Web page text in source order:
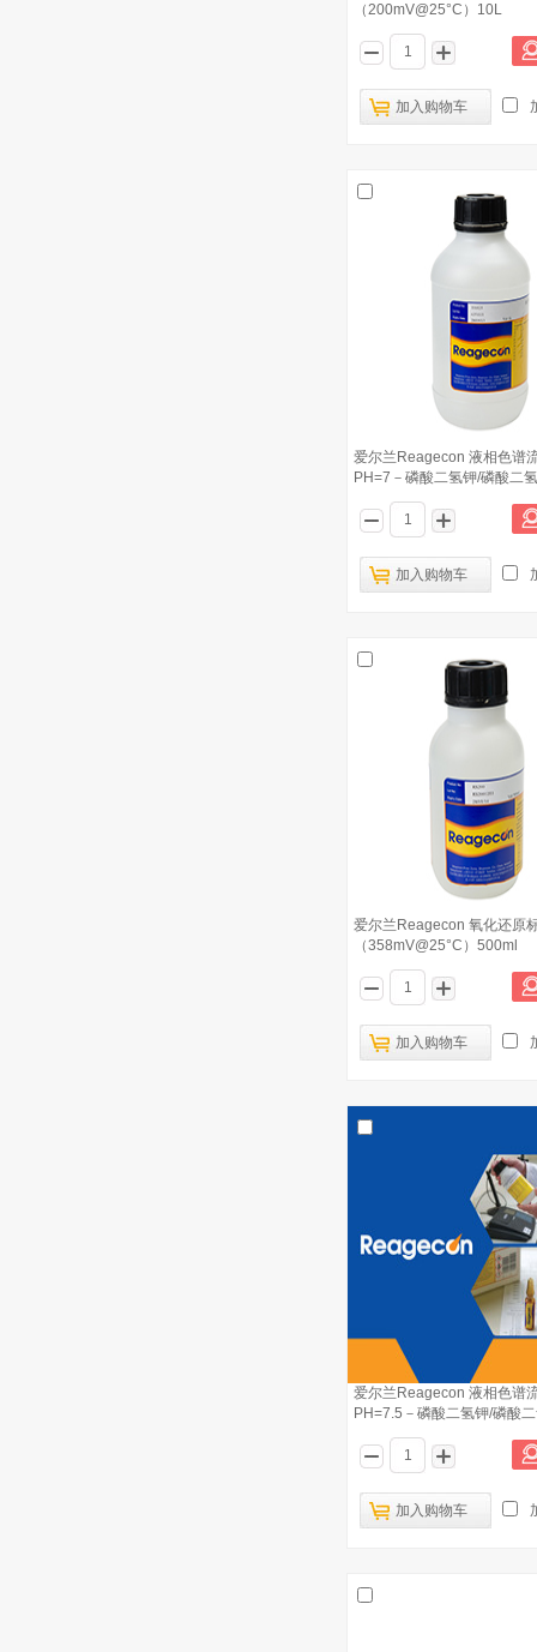
（200mV@25°C）10L
加入购物车
爱尔兰Reagecon 液相色谱
PH=7－磷酸二氢钾/磷酸二
加入购物车
爱尔兰Reagecon 氧化还原
（358mV@25°C）500ml
加入购物车
爱尔兰Reagecon 液相色谱
PH=7.5－磷酸二氢钾/磷酸
加入购物车